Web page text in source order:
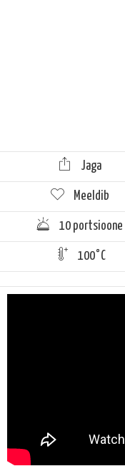
Jaga
Meeldib
10 portsioone
100°C